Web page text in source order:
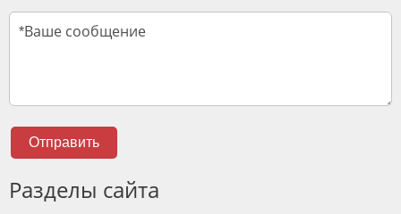
Отправить
Разделы сайта